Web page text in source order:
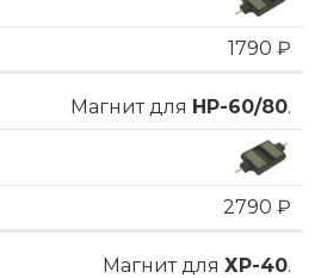
1790 ₽
Магнит для HP-60/80.
2790 ₽
Магнит для ХP-40.